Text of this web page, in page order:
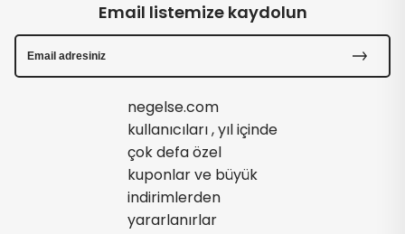
Email listemize kaydolun
negelse.com
kullanıcıları , yıl içinde
çok defa özel
kuponlar ve büyük
indirimlerden
yararlanırlar